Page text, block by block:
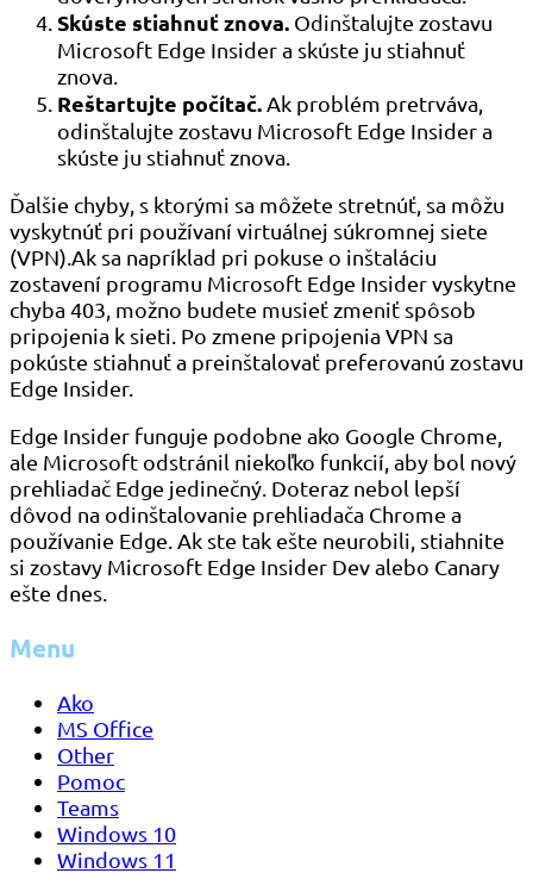
Skúste stiahnuť znova. Odinštalujte zostavu
Microsoft Edge Insider a skúste ju stiahnuť
znova.
Reštartujte počítač. Ak problém pretrváva,
odinštalujte zostavu Microsoft Edge Insider a
skúste ju stiahnuť znova.
Ďalšie chyby, s ktorými sa môžete stretnúť, sa môžu
vyskytnúť pri používaní virtuálnej súkromnej siete
(VPN).Ak sa napríklad pri pokuse o inštaláciu
zostavení programu Microsoft Edge Insider vyskytne
chyba 403, možno budete musieť zmeniť spôsob
pripojenia k sieti. Po zmene pripojenia VPN sa
pokúste stiahnuť a preinštalovať preferovanú zostavu
Edge Insider.
Edge Insider funguje podobne ako Google Chrome,
ale Microsoft odstránil niekoľko funkcií, aby bol nový
prehliadač Edge jedinečný. Doteraz nebol lepší
dôvod na odinštalovanie prehliadača Chrome a
používanie Edge. Ak ste tak ešte neurobili, stiahnite
si zostavy Microsoft Edge Insider Dev alebo Canary
ešte dnes.
Menu
Ako
MS Office
Other
Pomoc
Teams
Windows 10
Windows 11